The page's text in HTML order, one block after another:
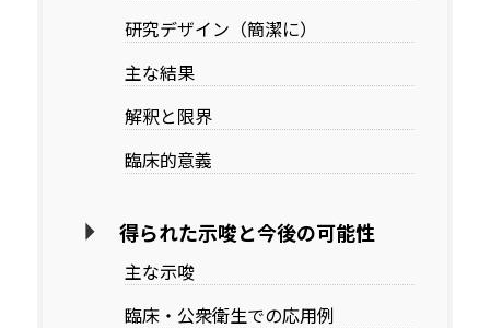
研究デザイン（簡潔に）
主な結果
解釈と限界
臨床的意義
得られた示唆と今後の可能性
主な示唆
臨床・公衆衛生での応用例